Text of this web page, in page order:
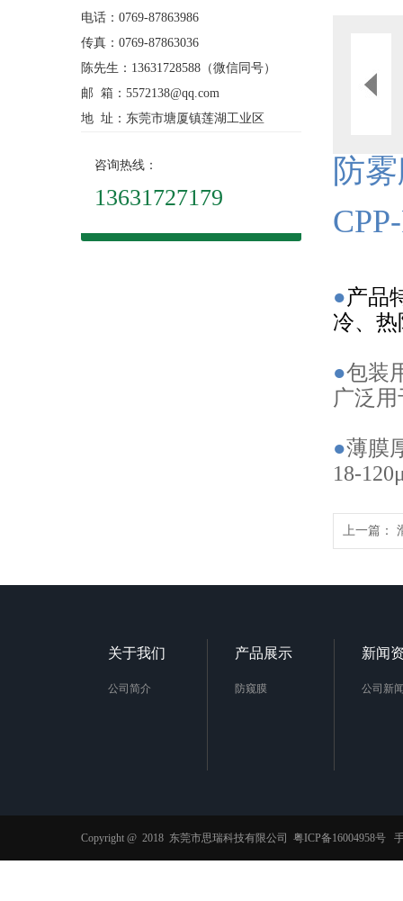
电话：0769-87863986
传真：0769-87863036
陈先生：13631728588（微信同号）
邮 箱：5572138@qq.com
地 址：东莞市塘厦镇莲湖工业区
咨询热线：
13631727179
防
●产品
冷、
●包装
广泛
●薄膜
18-
上一篇：
关于我们
公司简介
产品展示
防窥膜
新闻
公司新
Copyright @ 2018 东莞市思瑞科技有限公司 粤ICP备16004958号